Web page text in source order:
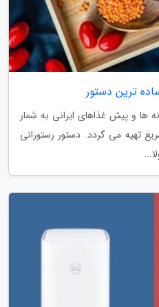
ترین دستور
و پیش غذاهای ایرانی به شمار
تهیه می گردد. دستور رستورانی